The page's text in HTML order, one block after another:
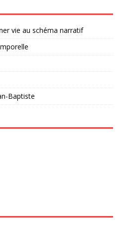
vie au schéma narratif
Baptiste